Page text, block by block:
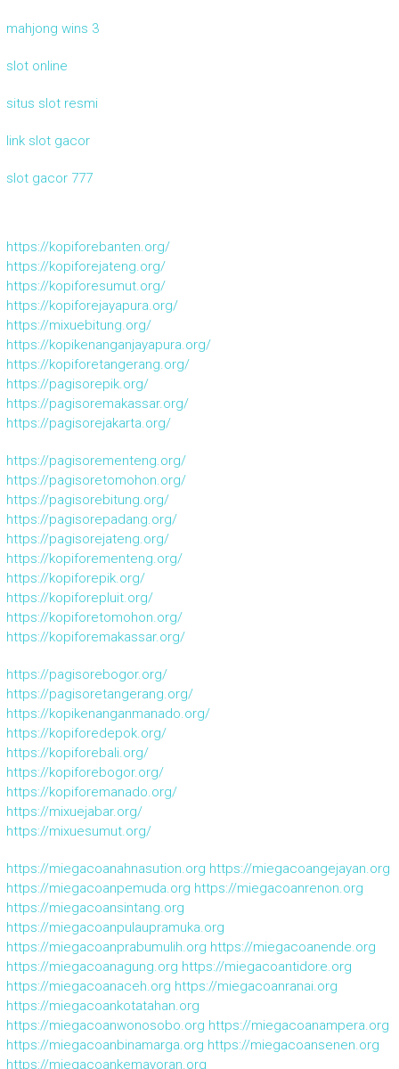
mahjong wins 3
slot online
situs slot resmi
link slot gacor
slot gacor 777
https://kopiforebanten.org/
https://kopiforejateng.org/
https://kopiforesumut.org/
https://kopiforejayapura.org/
https://mixuebitung.org/
https://kopikenanganjayapura.org/
https://kopiforetangerang.org/
https://pagisorepik.org/
https://pagisoremakassar.org/
https://pagisorejakarta.org/
https://pagisorementeng.org/
https://pagisoretomohon.org/
https://pagisorebitung.org/
https://pagisorepadang.org/
https://pagisorejateng.org/
https://kopiforementeng.org/
https://kopiforepik.org/
https://kopiforepluit.org/
https://kopiforetomohon.org/
https://kopiforemakassar.org/
https://pagisorebogor.org/
https://pagisoretangerang.org/
https://kopikenanganmanado.org/
https://kopiforedepok.org/
https://kopiforebali.org/
https://kopiforebogor.org/
https://kopiforemanado.org/
https://mixuejabar.org/
https://mixuesumut.org/
https://miegacoanahnasution.org https://miegacoangejayan.org
https://miegacoanpemuda.org https://miegacoanrenon.org
https://miegacoansintang.org
https://miegacoanpulaupramuka.org
https://miegacoanprabumulih.org https://miegacoanende.org
https://miegacoanagung.org https://miegacoantidore.org
https://miegacoanaceh.org https://miegacoanranai.org
https://miegacoankotatahan.org
https://miegacoanwonosobo.org https://miegacoanampera.org
https://miegacoanbinamarga.org https://miegacoansenen.org
https://miegacoankemayoran.org